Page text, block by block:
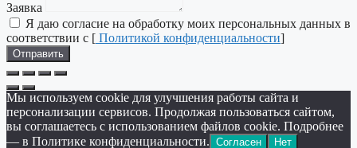
Заявка
Я даю согласие на обработку моих персональных данных в
соответствии с [ Политикой конфиденциальности]
Отправить
Мы используем cookie для улучшения работы сайта и
персонализации сервисов. Продолжая пользоваться сайтом,
вы соглашаетесь с использованием файлов cookie. Подробнее
— в Политике конфиденциальности. Согласен
Нет